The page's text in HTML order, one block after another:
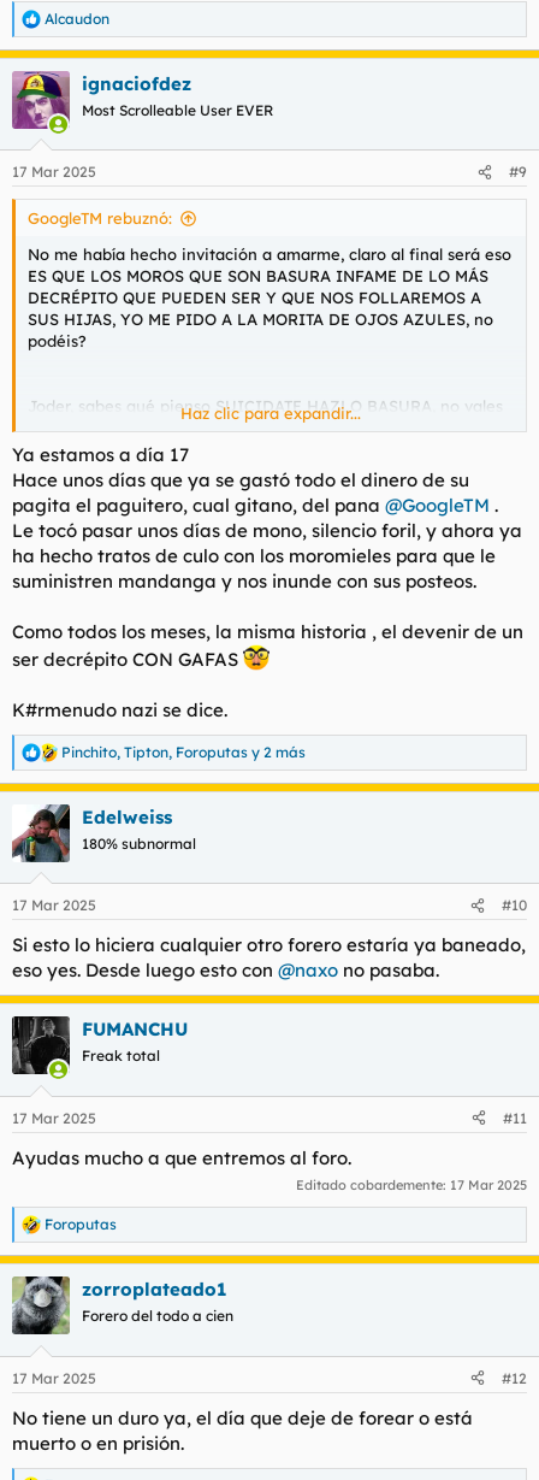
R
e
a
c
c
i
e
s
Alcaudon
ignaciofdez
Most Scrolleable User EVER
17 Mar 2025 #9
GoogleTM rebuznó:
No me había hecho invitación a amarme, claro al final será eso
ES QUE LOS MOROS QUE SON BASURA INFAME DE LO MÁS
DECRÉPITO QUE PUEDEN SER Y QUE NOS FOLLAREMOS A
SUS HIJAS, YO ME PIDO A LA MORITA DE OJOS AZULES, no
podéis?
Joder, sabes qué pienso SUICIDATE HAZLO BASURA, no vales
para nada y lo sabes. Ergo yo no tengo nada que ver luego con
esto, no seré cómplice de un suicidio de un gafas por foro que
habló 2-3 veces, hazlo MARICÓN. SIIIIII.
Haz clic para expandir...
Ya estamos a día 17
Hace unos días que ya se gastó todo el dinero de su
pagita el paguitero, cual gitano, del pana @GoogleTM .
Le tocó pasar unos días de mono, silencio foril, y ahora ya
ha hecho tratos de culo con los moromieles para que le
suministren mandanga y nos inunde con sus posteos.
Como todos los meses, la misma historia , el devenir de un
ser decrépito CON GAFAS
K#rmenudo nazi se dice.
R
e
a
c
i
e
s
:
Pinchito, Tipton, Foroputas y 2 más
Edelweiss
180% subnormal
17 Mar 2025 #10
Si esto lo hiciera cualquier otro forero estaría ya baneado,
eso yes. Desde luego esto con @naxo no pasaba.
FUMANCHU
Freak total
17 Mar 2025 #11
Ayudas mucho a que entremos al foro.
Editado cobardemente: 17 Mar 2025
R
e
a
c
c
i
e
:
Foroputas
zorroplateado1
Forero del todo a cien
17 Mar 2025 #12
No tiene un duro ya, el día que deje de forear o está
muerto o en prisión.